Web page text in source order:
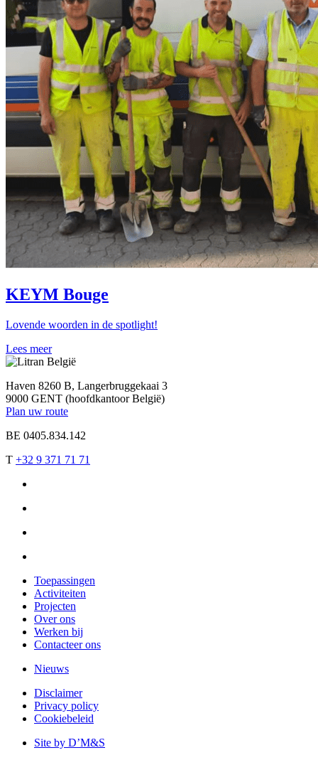
KEYM Bouge
Lovende woorden in de spotlight!
Lees meer
Haven 8260 B, Langerbruggekaai 3
9000 GENT (hoofdkantoor België)
Plan uw route
BE 0405.834.142
T +32 9 371 71 71
Toepassingen
Activiteiten
Projecten
Over ons
Werken bij
Contacteer ons
Nieuws
Disclaimer
Privacy policy
Cookiebeleid
Site by D’M&S